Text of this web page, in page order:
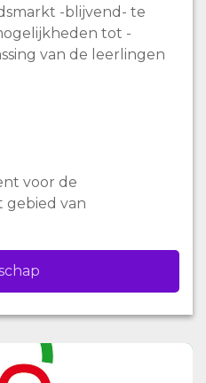
-blijvend- te
tot -
van de leerlingen
voor de
van